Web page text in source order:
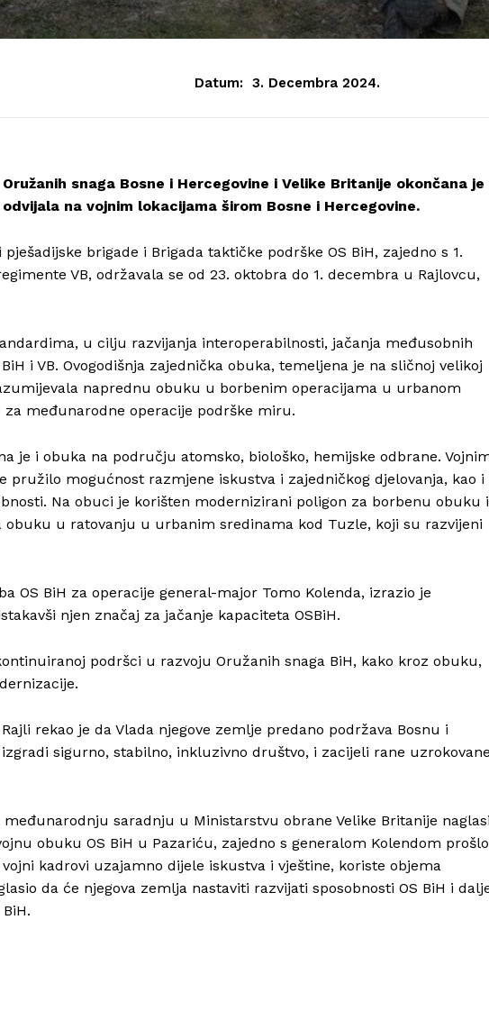
Info
Impressum
Datum: 3. Decembra 2024.
snaga Bosne i Hercegovine i Velike Britanije okončana je
na vojnim lokacijama širom Bosne i Hercegovine.
brigade i Brigada taktičke podrške OS BiH, zajedno s 1.
VB, održavala se od 23. oktobra do 1. decembra u Rajlovcu,
u cilju razvijanja interoperabilnosti, jačanja međusobnih
i VB. Ovogodišnja zajednička obuka, temeljena je na sličnoj velikoj
naprednu obuku u borbenim operacijama u urbanom
međunarodne operacije podrške miru.
je i obuka na području atomsko, biološko, hemijske odbrane.
pružilo mogućnost razmjene iskustva i zajedničkog djelovanja, kao i
Na obuci je korišten modernizirani poligon za borbenu obuku i
obuku u ratovanju u urbanim sredinama kod Tuzle, koji su razvijeni
OS BiH za operacije general-major Tomo Kolenda, izrazio je
njen značaj za jačanje kapaciteta OSBiH.
podršci u razvoju Oružanih snaga BiH, kako kroz obuku,
rekao je da Vlada njegove zemlje predano podržava Bosnu i
sigurno, stabilno, inkluzivno društvo, i zacijeli rane
međunarodnju saradnju u Ministarstvu obrane Velike Britanije
obuku OS BiH u Pazariću, zajedno s generalom Kolendom
kadrovi uzajamno dijele iskustva i vještine, koriste objema
da će njegova zemlja nastaviti razvijati sposobnosti OS BiH i